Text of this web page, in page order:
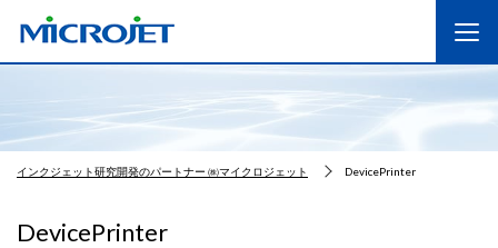
インクジェット研究開発のパートナー ㈱マイクロジェット DevicePrinter
DevicePrinter